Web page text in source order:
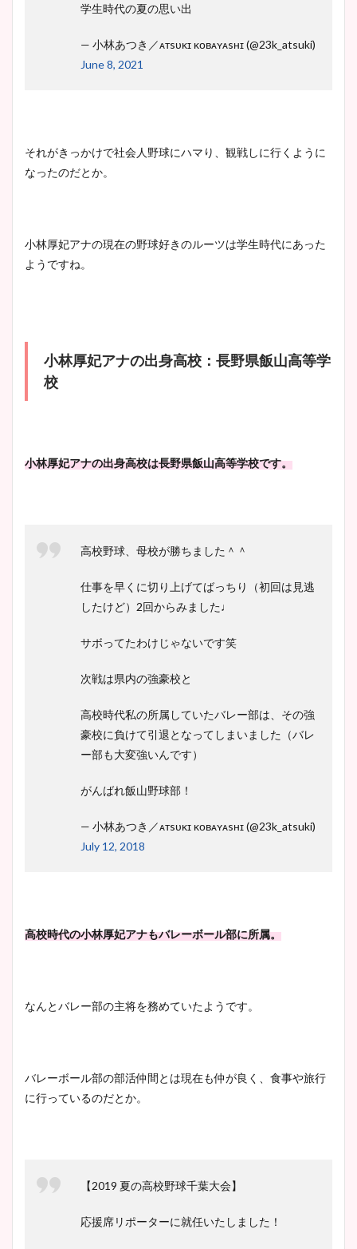
まとめた！
学生時代の夏の思い出
— 小林あつき／ᴀᴛsᴜᴋɪ ᴋᴏʙᴀʏᴀsʜɪ (@23k_atsuki)
June 8, 2021
それがきっかけで社会人野球にハマり、観戦しに行くように
なったのだとか。
小林厚妃アナの現在の野球好きのルーツは学生時代にあった
ようですね。
小林厚妃アナの出身高校：長野県飯山高等学
校
小林厚妃アナの出身高校は長野県飯山高等学校です。
高校野球、母校が勝ちました＾＾
仕事を早くに切り上げてばっちり（初回は見逃
したけど）2回からみました♩
サボってたわけじゃないです笑
次戦は県内の強豪校と
高校時代私の所属していたバレー部は、その強
豪校に負けて引退となってしまいました（バレ
ー部も大変強いんです）
がんばれ飯山野球部！
— 小林あつき／ᴀᴛsᴜᴋɪ ᴋᴏʙᴀʏᴀsʜɪ (@23k_atsuki)
July 12, 2018
高校時代の小林厚妃アナもバレーボール部に所属。
なんとバレー部の主将を務めていたようです。
バレーボール部の部活仲間とは現在も仲が良く、食事や旅行
に行っているのだとか。
【2019 夏の高校野球千葉大会】
応援席リポーターに就任いたしました！